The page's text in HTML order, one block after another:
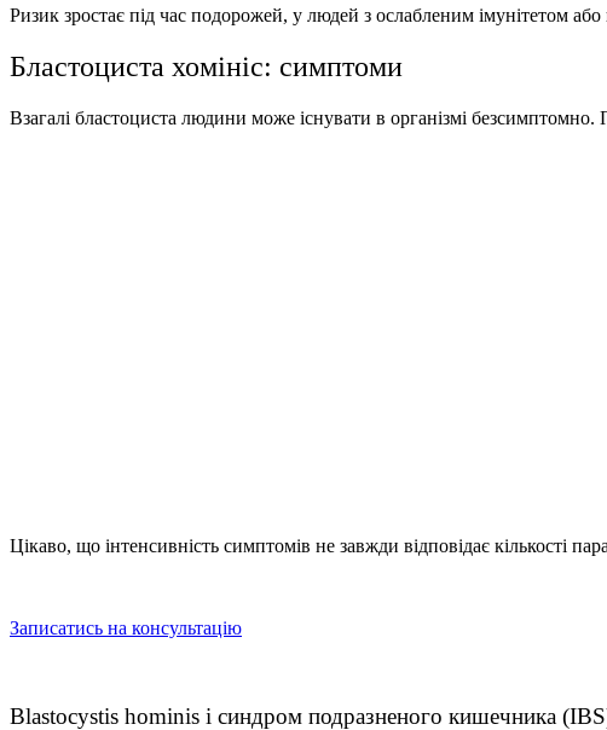
Ризик зростає під час подорожей, у людей з ослабленим імунітетом або
Бластоциста хомініс: симптоми
Взагалі бластоциста людини може існувати в організмі
Цікаво, що інтенсивність симптомів не завжди відповідає кількості
Записатись на консультацію
Blastocystis hominis і синдром подразненого кишечника